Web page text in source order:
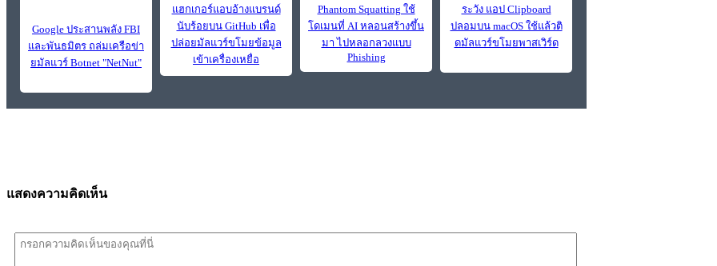
Google ประสานพลัง FBI
และพันธมิตร ถล่มเครือข่า
ยมัลแวร์ Botnet "NetNut"
แฮกเกอร์แอบอ้างแบรนด์
นับร้อยบน GitHub เพื่อ
ปล่อยมัลแวร์ขโมยข้อมูล
เข้าเครื่องเหยื่อ
Phantom Squatting ใช้
โดเมนที่ AI หลอนสร้างขึ้น
มา ไปหลอกลวงแบบ
Phishing
ระวัง แอป Clipboard
ปลอมบน macOS ใช้แล้วติ
ดมัลแวร์ขโมยพาสเวิร์ด
แสดงความคิดเห็น